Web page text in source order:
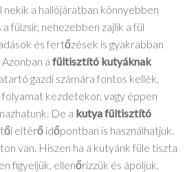
a hallójáratban könnyebben
fülzsír, nehezebben zajlik a fül
és fertőzések is gyakrabban
Azonban a fültisztító kutyáknak
gazdi számára fontos kellék,
kezdetekor, vagy éppen
De a kutya fültisztító
eltérő időpontban is használhatjuk.
van. Hiszen ha a kutyánk füle tiszta
figyeljük, ellenőrizzük és ápoljuk,